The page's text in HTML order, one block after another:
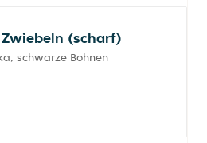
(scharf)
schwarze Bohnen